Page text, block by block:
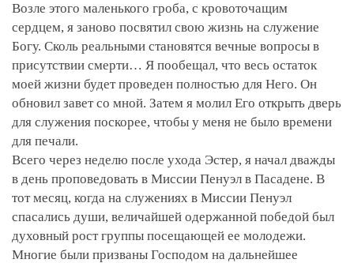
Возле этого маленького гроба, с кровоточащим
сердцем, я заново посвятил свою жизнь на служение
Богу. Сколь реальными становятся вечные вопросы в
присутствии смерти… Я пообещал, что весь остаток
моей жизни будет проведен полностью для Него. Он
обновил завет со мной. Затем я молил Его открыть дверь
для служения поскорее, чтобы у меня не было времени
для печали.
Всего через неделю после ухода Эстер, я начал дважды
в день проповедовать в Миссии Пенуэл в Пасадене. В
тот месяц, когда на служениях в Миссии Пенуэл
спасались души, величайшей одержанной победой был
духовный рост группы посещающей ее молодежи.
Многие были призваны Господом на дальнейшее